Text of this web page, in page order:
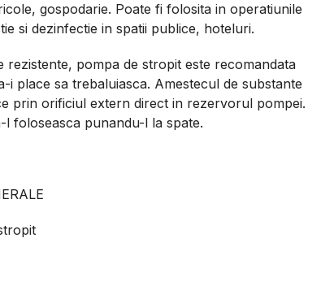
gospodarie. Poate fi folosita in operatiunile
si dezinfectie in spatii publice, hoteluri.
rezistente, pompa de stropit este recomandata
i place sa trebaluiasca. Amestecul de substante
prin orificiul extern direct in rezervorul pompei.
foloseasca punandu-l la spate.